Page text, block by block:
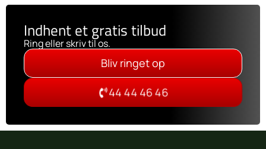
Indhent et gratis tilbud
Ring eller skriv til os.
Bliv ringet op
44 44 46 46